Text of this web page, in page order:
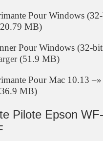
Pour Windows
MB)
Pour Windows (32-
(51.9 MB)
Pour Mac 10.13
MB)
Pilote Epson WF-